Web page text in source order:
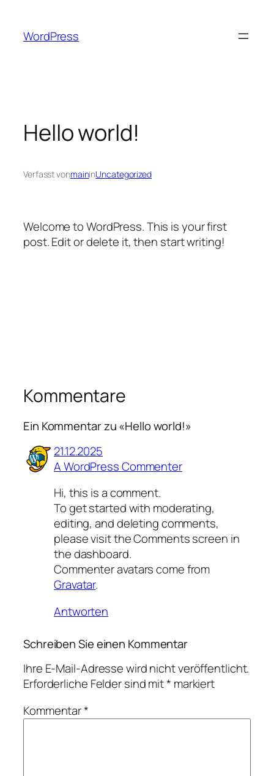
springen
WordPress
Hello world!
Verfasst vonmaininUncategorized
Welcome to WordPress. This is your first
post. Edit or delete it, then start writing!
Kommentare
Ein Kommentar zu «Hello world!»
21.12.2025
A WordPress Commenter
Hi, this is a comment.
To get started with moderating,
editing, and deleting comments,
please visit the Comments screen in
the dashboard.
Commenter avatars come from
Gravatar.
Antworten
Schreiben Sie einen Kommentar
Ihre E-Mail-Adresse wird nicht veröffentlicht.
Erforderliche Felder sind mit* markiert
Kommentar*